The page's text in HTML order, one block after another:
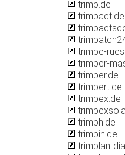
trimp.de
trimpact.de
trimpe-
trimper-
trimper.de
trimpert.de
trimpex.de
trimph.de
trimpin.de
trimplan-